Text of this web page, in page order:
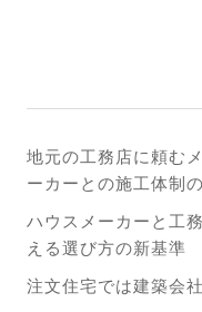
地元の工務店に頼む
ーカーとの施工体制
ハウスメーカーと工
える選び方の新基準
注文住宅では建築会